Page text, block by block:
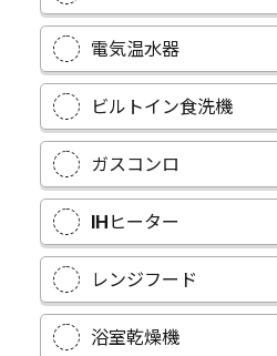
電気温水器
ビルトイン食洗機
ガスコンロ
IHヒーター
レンジフード
浴室乾燥機